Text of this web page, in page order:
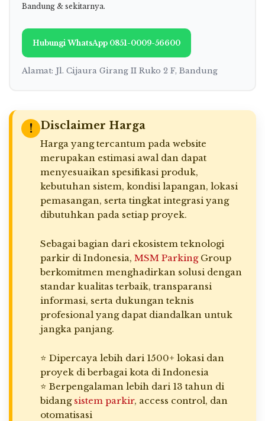
Bandung & sekitarnya.
Hubungi WhatsApp 0851-0009-56600
Alamat: Jl. Cijaura Girang II Ruko 2 F, Bandung
! Disclaimer Harga
Harga yang tercantum pada website
merupakan estimasi awal dan dapat
menyesuaikan spesifikasi produk,
kebutuhan sistem, kondisi lapangan, lokasi
pemasangan, serta tingkat integrasi yang
dibutuhkan pada setiap proyek.
Sebagai bagian dari ekosistem teknologi
parkir di Indonesia, MSM ParkingGroup
berkomitmen menghadirkan solusi dengan
standar kualitas terbaik, transparansi
informasi, serta dukungan teknis
profesional yang dapat diandalkan untuk
jangka panjang.
⭐ Dipercaya lebih dari 1500+ lokasi dan
proyek di berbagai kota di Indonesia
⭐ Berpengalaman lebih dari 13 tahun di
bidang sistem parkir, access control, dan
otomatisasi